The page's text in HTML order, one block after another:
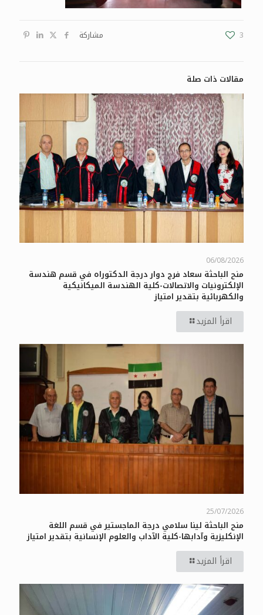
مشاركة 3
مقالات ذات صلة
06/08/2026
منح الباحثة سعاد فرج دوار درجة الدكتوراه في قسم هندسة
الإلكترونيات والاتصالات-كلية الهندسة الميكانيكية
والكهربائية بتقدير امتياز
اقرأ المزيد
25/07/2026
منح الباحثة لينا سلامي درجة الماجستير في قسم اللغة
الإنكليزية وآدابها-كلية الآداب والعلوم الإنسانية بتقدير امتياز
اقرأ المزيد